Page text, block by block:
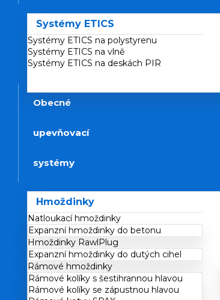
Systémy ETICS
Systémy ETICS na polystyrenu
Systémy ETICS na vlně
Systémy ETICS na deskách PIR
Obecné
upevňovací
systémy
Hmoždinky
Natloukací hmoždinky
Expanzní hmoždinky do betonu
Hmoždinky RawlPlug
Expanzní hmoždinky do dutých cihel
Rámové hmoždinky
Rámové kolíky s šestihrannou hlavou
Rámové kolíky se zápustnou hlavou